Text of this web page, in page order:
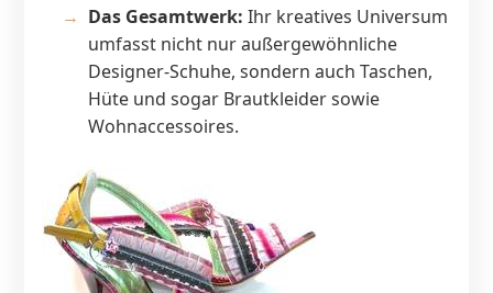
Das Gesamtwerk: Ihr kreatives Universum
umfasst nicht nur außergewöhnliche
Designer-Schuhe, sondern auch Taschen,
Hüte und sogar Brautkleider sowie
Wohnaccessoires.